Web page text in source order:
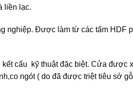
liền lạc.
nghiệp. Được làm từ các tấm HDF
cấu kỹ thuật đặc biệt. Cửa được
ngót ( do đã được triệt tiêu sớ